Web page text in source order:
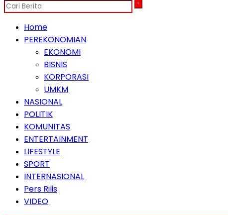
Home
PEREKONOMIAN
EKONOMI
BISNIS
KORPORASI
UMKM
NASIONAL
POLITIK
KOMUNITAS
ENTERTAINMENT
LIFESTYLE
SPORT
INTERNASIONAL
Pers Rilis
VIDEO